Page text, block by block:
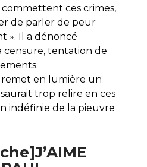
ces crimes,
de parler de peur
». Il a dénoncé
censure, tentation de
en lumière un
trop relire en ces
indéfinie de la pieuvre